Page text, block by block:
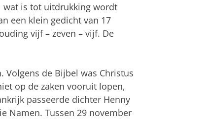
wat is tot uitdrukking wordt
een klein gedicht van 17
vijf – zeven – vijf. De
Volgens de Bijbel was Christus
op de zaken vooruit lopen,
passeerde dichter Henny
Namen. Tussen 29 november